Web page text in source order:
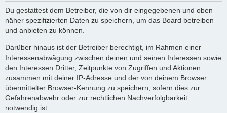
Du gestattest dem Betreiber, die von dir eingegebenen und oben
näher spezifizierten Daten zu speichern, um das Board betreiben
und anbieten zu können.
Darüber hinaus ist der Betreiber berechtigt, im Rahmen einer
Interessenabwägung zwischen deinen und seinen Interessen sowie
den Interessen Dritter, Zeitpunkte von Zugriffen und Aktionen
zusammen mit deiner IP-Adresse und der von deinem Browser
übermittelter Browser-Kennung zu speichern, sofern dies zur
Gefahrenabwehr oder zur rechtlichen Nachverfolgbarkeit
notwendig ist.